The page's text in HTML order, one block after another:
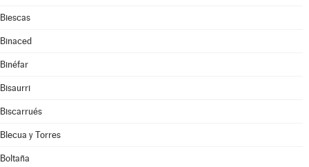
Biescas
Binaced
Binéfar
Bisaurri
Biscarrués
Blecua y Torres
Boltaña